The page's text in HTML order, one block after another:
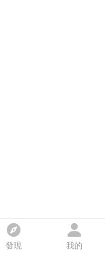
發現 我的